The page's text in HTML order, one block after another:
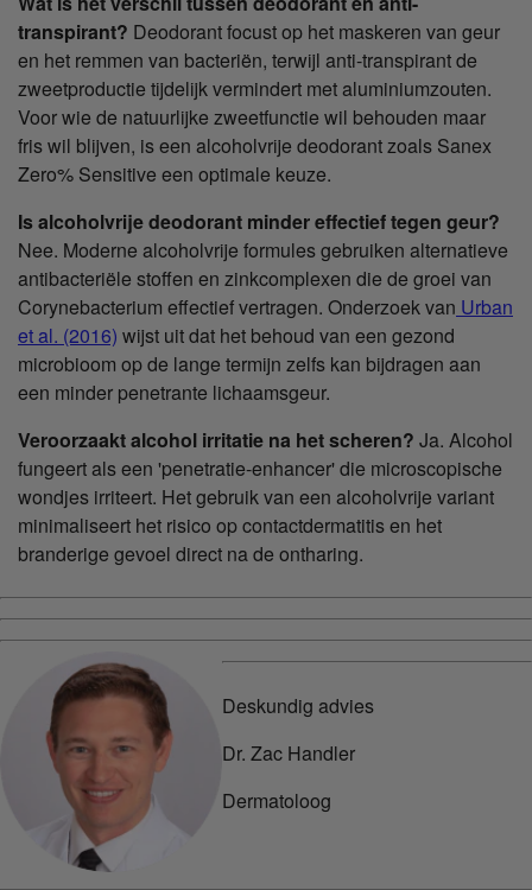
transpirant? Deodorant focust op het maskeren van geur
en het remmen van bacteriën, terwijl anti-transpirant de
zweetproductie tijdelijk vermindert met aluminiumzouten.
Voor wie de natuurlijke zweetfunctie wil behouden maar
fris wil blijven, is een alcoholvrije deodorant zoals Sanex
Zero% Sensitive een optimale keuze.
Is alcoholvrije deodorant minder effectief tegen geur?
Nee. Moderne alcoholvrije formules gebruiken alternatieve
antibacteriële stoffen en zinkcomplexen die de groei van
Corynebacterium effectief vertragen. Onderzoek van Urban
et al. (2016) wijst uit dat het behoud van een gezond
microbioom op de lange termijn zelfs kan bijdragen aan
een minder penetrante lichaamsgeur.
Veroorzaakt alcohol irritatie na het scheren? Ja. Alcohol
fungeert als een 'penetratie-enhancer' die microscopische
wondjes irriteert. Het gebruik van een alcoholvrije variant
minimaliseert het risico op contactdermatitis en het
branderige gevoel direct na de ontharing.
Deskundig advies
Dr. Zac Handler
Dermatoloog